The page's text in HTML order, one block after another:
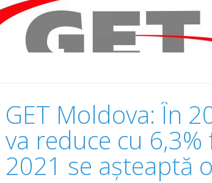
GET Moldova: În
va reduce cu
2021 se așteaptă